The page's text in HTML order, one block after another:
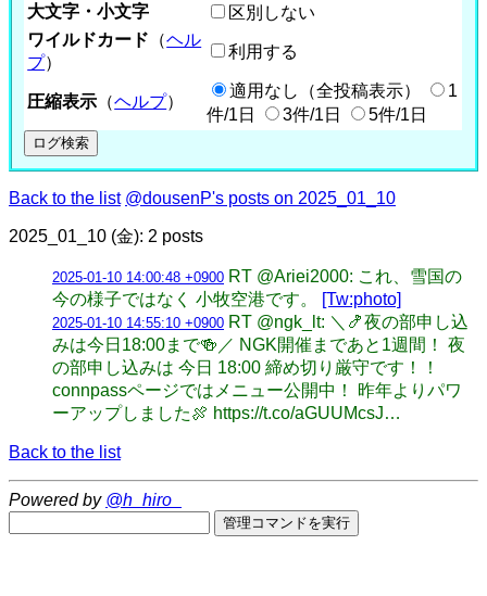
大文字・小文字
区別しない
ワイルドカード （ヘル
プ）
利用する
圧縮表示 （ヘルプ）
適用なし（全投稿表示）
1
件/1日
3件/1日 5件/1日
Back to the list @dousenP's posts on 2025_01_10
2025_01_10 (金): 2 posts
2025-01-10 14:00:48 +0900 RT @Ariei2000: これ、雪国の
今の様子ではなく 小牧空港です。
[Tw:photo]
2025-01-10 14:55:10 +0900 RT @ngk_lt: ＼🍤夜の部申し込
みは今日18:00まで🍻／ NGK開催まであと1週間！ 夜
の部申し込みは 今日 18:00 締め切り厳守です！！
connpassページではメニュー公開中！ 昨年よりパワ
ーアップしました🍖 https://t.co/aGUUMcsJ…
Back to the list
Powered by @h_hiro_